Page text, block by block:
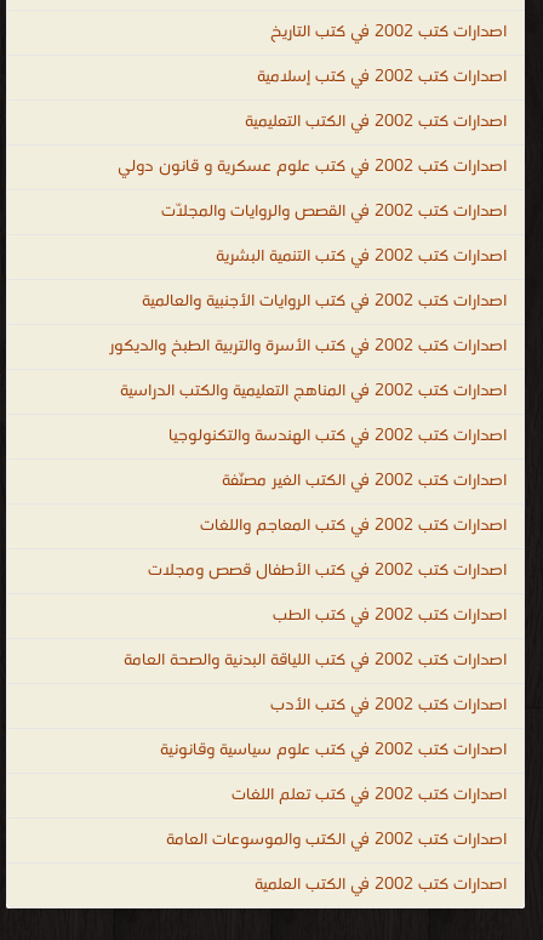
مصرية PDF المكتبة القانونية PDF العراقية ، تحميل كتب قانونية عراقية
sale ، law books free download ، indian law books free download ،
criminal law books ، law books for sale ، free law books ، law
اصدارات كتب 2002 في كتب التاريخ
اصدارات كتب 2002 في كتب إسلامية
اصدارات كتب 2002 في الكتب التعليمية
اصدارات كتب 2002 في كتب علوم عسكرية و قانون دولي
اصدارات كتب 2002 في القصص والروايات والمجلّات
اصدارات كتب 2002 في كتب التنمية البشرية
اصدارات كتب 2002 في كتب الروايات الأجنبية والعالمية
اصدارات كتب 2002 في كتب الأسرة والتربية الطبخ والديكور
اصدارات كتب 2002 في المناهج التعليمية والكتب الدراسية
اصدارات كتب 2002 في كتب الهندسة والتكنولوجيا
اصدارات كتب 2002 في الكتب الغير مصنّفة
اصدارات كتب 2002 في كتب المعاجم واللغات
اصدارات كتب 2002 في كتب الأطفال قصص ومجلات
اصدارات كتب 2002 في كتب الطب
اصدارات كتب 2002 في كتب اللياقة البدنية والصحة العامة
اصدارات كتب 2002 في كتب الأدب
اصدارات كتب 2002 في كتب علوم سياسية وقانونية
اصدارات كتب 2002 في كتب تعلم اللغات
اصدارات كتب 2002 في الكتب والموسوعات العامة
اصدارات كتب 2002 في الكتب العلمية